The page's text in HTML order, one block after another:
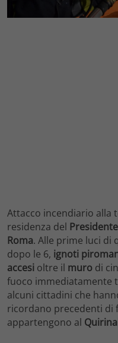
Attacco incendiario alla
residenza del Presidente
Roma. Alle prime luci di
dopo le 6, ignoti
accesi oltre il muro di
fuoco immediatamente
alcuni cittadini che
ricordano precedenti di
appartengono al